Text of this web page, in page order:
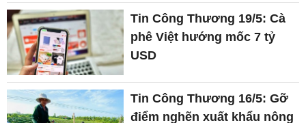
Tin Công Thương 19/5: Cà
phê Việt hướng mốc 7 tỷ
USD
Tin Công Thương 16/5: Gỡ
điểm nghẽn xuất khẩu nông